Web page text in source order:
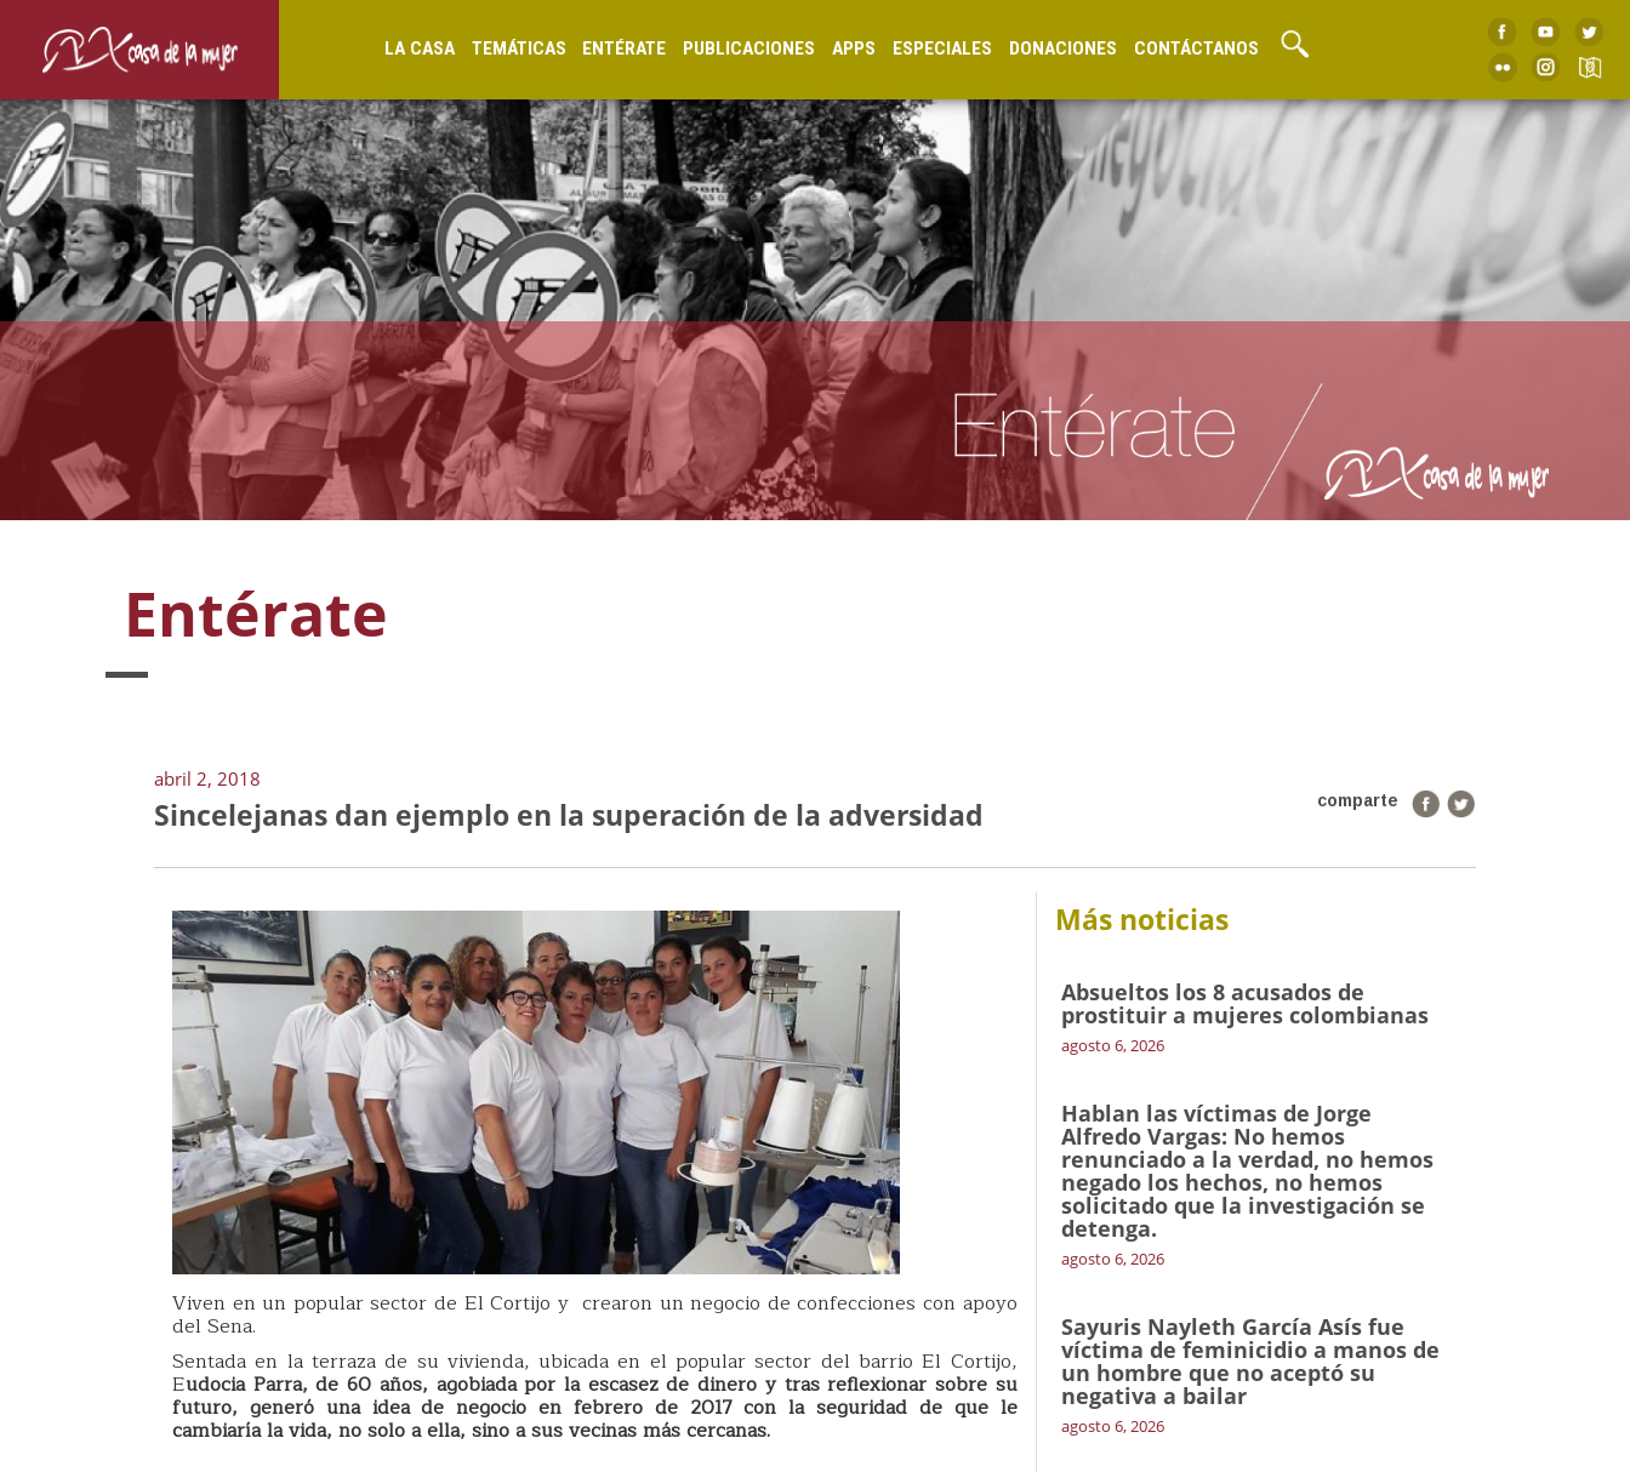
LA CASA TEMÁTICAS ENTÉRATE PUBLICACIONES APPS ESPECIALES DONACIONES CONTÁCTANOS
Entérate
abril 2, 2018
comparte
Sincelejanas dan ejemplo en la superación de la adversidad
Viven en un popular sector de El Cortijo y crearon un negocio de confecciones con apoyo
del Sena.
Sentada en la terraza de su vivienda, ubicada en el popular sector del barrio El Cortijo,
Eudocia Parra, de 60 años, agobiada por la escasez de dinero y tras reflexionar sobre su
futuro, generó una idea de negocio en febrero de 2017 con la seguridad de que le
cambiaría la vida, no solo a ella, sino a sus vecinas más cercanas.
Más noticias
Absueltos los 8 acusados de
prostituir a mujeres colombianas
agosto 6, 2026
Hablan las víctimas de Jorge
Alfredo Vargas: No hemos
renunciado a la verdad, no hemos
negado los hechos, no hemos
solicitado que la investigación se
detenga.
agosto 6, 2026
Sayuris Nayleth García Asís fue
víctima de feminicidio a manos de
un hombre que no aceptó su
negativa a bailar
agosto 6, 2026